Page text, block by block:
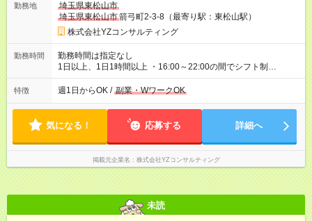
1，200円／1コマ 昇給あり 自身の知識や経験を活かせるワンラ
ンク上の SS講師(本部認定試験)でベース給のアップも可能で
す！ 試験合格目指して一緒にがんばりましょう！！ ※給与には
最大10分の授業準備時間等を含む ※指導人数に応じて手当加算
（最大+100円） ※原則、所定時間内での勤務となります。 万
が一、所定時間を超える場合は、 別途時間外労働手当を支給
通費支給 【試用期間】試用期間なし
勤務地
埼玉県東松山市
埼玉県東松山市箭弓町2-3-8（最寄り駅：東松山駅）
株式会社YZコンサルティング
勤務時間
勤務時間は指定なし
1日以上、1日1時間以上 ・16:00～22:00の間でシフト制
────────────────── ■学生さん 授業がない日・学校終
わりを利用しての勤務も大歓迎です♪ ■フリーターさん しっかり
──────────────────
特徴 週1日からOK / 副業・WワークOK
気になる！ 応募する 詳細へ
掲載元企業名 株式会社YZコンサルティング
未読